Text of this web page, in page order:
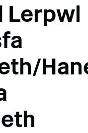
Lerpwl